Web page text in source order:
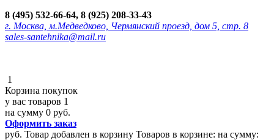
8 (495) 532-66-64, 8 (925) 208-33-43
г. Москва, м.Медведково, Чермянский проезд, дом 5, стр. 8
sales-santehnika@mail.ru
1
Корзина покупок
у вас товаров 1
на сумму 0 руб.
Оформить заказ
руб. Товар добавлен в корзину Товаров в корзине: на сумму: